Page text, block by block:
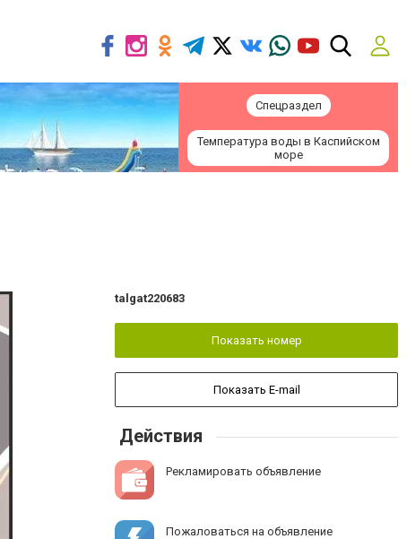
Спецраздел
Температура воды в Каспийском
море
talgat220683
Показать номер
Показать E-mail
Действия
Рекламировать объявление
Пожаловаться на объявление